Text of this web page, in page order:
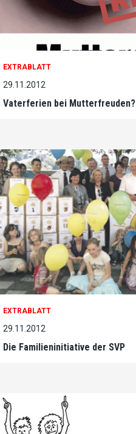
EXTRABLATT
29.11.2012
Vaterferien bei Mutterfreuden?
EXTRABLATT
29.11.2012
Die Familieninitiative der SVP